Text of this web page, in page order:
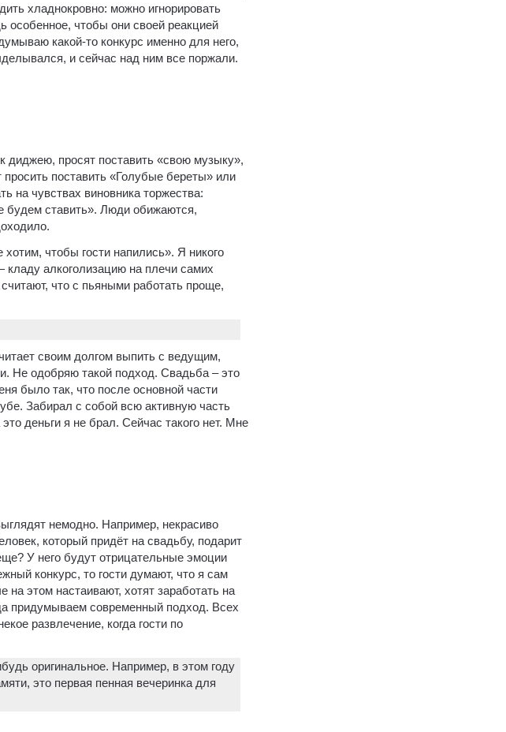
хладнокровно: можно игнорировать
особенное, чтобы они своей реакцией
какой-то конкурс именно для него,
и сейчас над ним все поржали.
диджею, просят поставить «свою музыку»,
поставить «Голубые береты» или
на чувствах виновника торжества:
будем ставить». Люди обижаются,
чтобы гости напились». Я никого
кладу алкоголизацию на плечи самих
что с пьяными работать проще,
своим долгом выпить с ведущим,
Не одобряю такой подход. Свадьба – это
было так, что после основной части
Забирал с собой всю активную часть
деньги я не брал. Сейчас такого нет. Мне
немодно. Например, некрасиво
который придёт на свадьбу, подарит
У него будут отрицательные эмоции
конкурс, то гости думают, что я сам
этом настаивают, хотят заработать на
придумываем современный подход. Всех
развлечение, когда гости по
оригинальное. Например, в этом году
это первая пенная вечеринка для